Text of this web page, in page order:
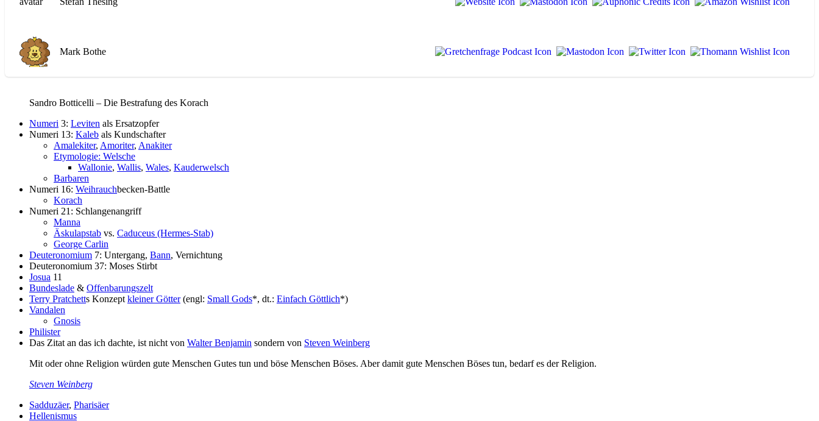
Mark Bothe
Sandro Botticelli – Die Bestrafung des Korach
Numeri 3: Leviten als Ersatzopfer
Numeri 13: Kaleb als Kundschafter
Amalekiter, Amoriter, Anakiter
Etymologie: Welsche
Wallonie, Wallis, Wales, Kauderwelsch
Barbaren
Numeri 16: Weihrauchbecken-Battle
Korach
Numeri 21: Schlangenangriff
Manna
Äskulapstab vs. Caduceus (Hermes-Stab)
George Carlin
Deuteronomium 7: Untergang, Bann, Vernichtung
Deuteronomium 37: Moses Stirbt
Josua 11
Bundeslade & Offenbarungszelt
Terry Pratchetts Konzept kleiner Götter(engl: Small Gods*, dt.: Einfach Göttlich*)
Vandalen
Gnosis
Philister
Das Zitat an das ich dachte, ist nicht von Walter Benjamin sondern von Steven Weinberg
Mit oder ohne Religion würden gute Menschen Gutes tun und böse Menschen Böses. Aber damit gute Menschen Böses tun, bedarf es der Religion.
Steven Weinberg
Sadduzäer, Pharisäer
Hellenismus